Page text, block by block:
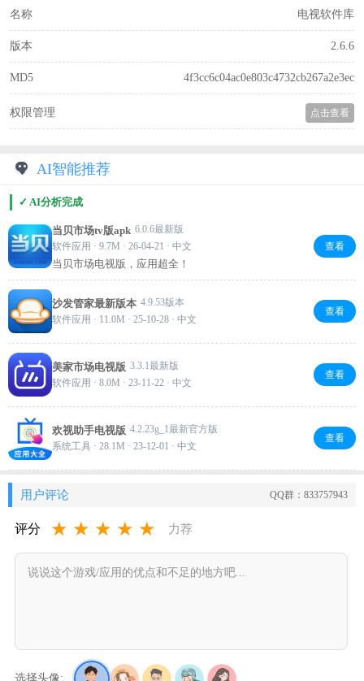
名称 电视软件库
版本 2.6.6
MD5 4f3cc6c04ac0e803c4732cb267a2e3ec
权限管理 点击查看
AI智能推荐
✓ AI分析完成
当贝市场tv版apk 6.0.6最新版
软件应用 · 9.7M · 26-04-21 · 中文
当贝市场电视版，应用超全！
查看
沙发管家最新版本 4.9.53版本
软件应用 · 11.0M · 25-10-28 · 中文
查看
美家市场电视版 3.3.1最新版
软件应用 · 8.0M · 23-11-22 · 中文
查看
欢视助手电视版 4.2.23g_1最新官方版
系统工具 · 28.1M · 23-12-01 · 中文
查看
用户评论 QQ群：833757943
评分 ★ ★ ★ ★ ★ 力荐
选择头像: